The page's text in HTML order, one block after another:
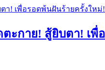
ตะกาย! สู้ยิบตา! เพื่